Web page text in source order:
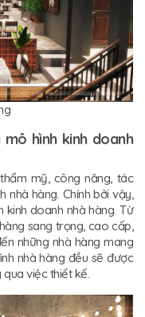
hình kinh doanh
mỹ, công năng, tác
nhà hàng. Chính bởi vậy,
doanh nhà hàng. Từ
sang trọng, cao cấp,
những nhà hàng mang
nhà hàng đều sẽ được
việc thiết kế.